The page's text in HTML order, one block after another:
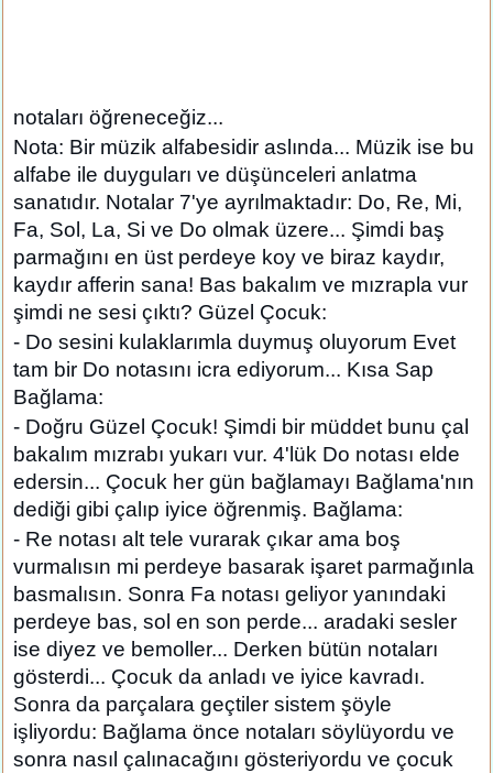
notaları öğreneceğiz...
Nota: Bir müzik alfabesidir aslında... Müzik ise bu
alfabe ile duyguları ve düşünceleri anlatma
sanatıdır. Notalar 7'ye ayrılmaktadır: Do, Re, Mi,
Fa, Sol, La, Si ve Do olmak üzere... Şimdi baş
parmağını en üst perdeye koy ve biraz kaydır,
kaydır afferin sana! Bas bakalım ve mızrapla vur
şimdi ne sesi çıktı? Güzel Çocuk:
- Do sesini kulaklarımla duymuş oluyorum Evet
tam bir Do notasını icra ediyorum... Kısa Sap
Bağlama:
- Doğru Güzel Çocuk! Şimdi bir müddet bunu çal
bakalım mızrabı yukarı vur. 4'lük Do notası elde
edersin... Çocuk her gün bağlamayı Bağlama'nın
dediği gibi çalıp iyice öğrenmiş. Bağlama:
- Re notası alt tele vurarak çıkar ama boş
vurmalısın mi perdeye basarak işaret parmağınla
basmalısın. Sonra Fa notası geliyor yanındaki
perdeye bas, sol en son perde... aradaki sesler
ise diyez ve bemoller... Derken bütün notaları
gösterdi... Çocuk da anladı ve iyice kavradı.
Sonra da parçalara geçtiler sistem şöyle
işliyordu: Bağlama önce notaları söylüyordu ve
sonra nasıl çalınacağını gösteriyordu ve çocuk